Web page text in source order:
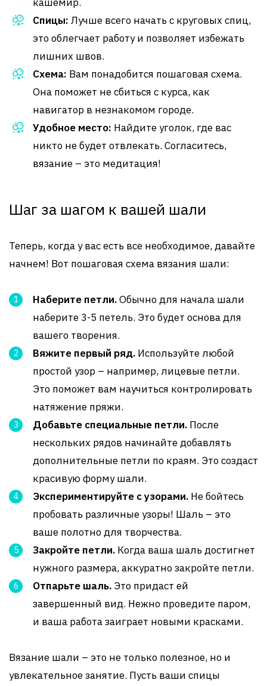
Спицы: Лучше всего начать с круговых спиц,
это облегчает работу и позволяет избежать
лишних швов.
Схема: Вам понадобится пошаговая схема.
Она поможет не сбиться с курса, как
навигатор в незнакомом городе.
Удобное место: Найдите уголок, где вас
никто не будет отвлекать. Согласитесь,
вязание – это медитация!
Шаг за шагом к вашей шали
Теперь, когда у вас есть все необходимое, давайте
начнем! Вот пошаговая схема вязания шали:
Наберите петли.Обычно для начала шали
наберите 3-5 петель. Это будет основа для
вашего творения.
Вяжите первый ряд. Используйте любой
простой узор – например, лицевые петли.
Это поможет вам научиться контролировать
натяжение пряжи.
Добавьте специальные петли. После
нескольких рядов начинайте добавлять
дополнительные петли по краям. Это создаст
красивую форму шали.
Экспериментируйте с узорами. Не бойтесь
пробовать различные узоры! Шаль – это
ваше полотно для творчества.
Закройте петли. Когда ваша шаль достигнет
нужного размера, аккуратно закройте петли.
Отпарьте шаль. Это придаст ей
завершенный вид. Нежно проведите паром,
и ваша работа заиграет новыми красками.
Вязание шали – это не только полезное, но и
увлекательное занятие. Пусть ваши спицы